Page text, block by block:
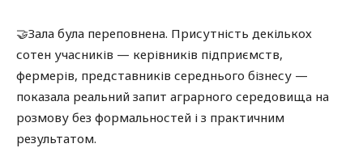
🤝Зала була переповнена. Присутність декількох
сотен учасників — керівників підприємств,
фермерів, представників середнього бізнесу —
показала реальний запит аграрного середовища на
розмову без формальностей і з практичним
результатом.